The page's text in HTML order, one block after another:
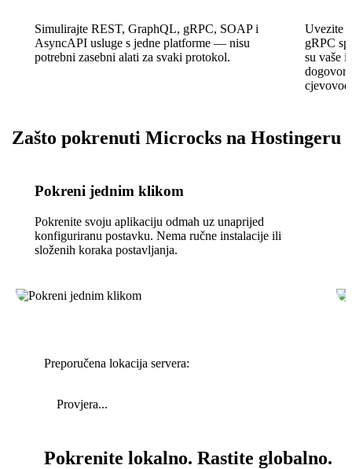
Simulirajte REST, GraphQL, gRPC, SOAP i
AsyncAPI usluge s jedne platforme — nisu
potrebni zasebni alati za svaki protokol.
Uvezite
gRPC
su vaše
Zašto pokrenuti Microcks na Hostingeru
Pokreni jednim klikom
Pokrenite svoju aplikaciju odmah uz unaprijed
konfiguriranu postavku. Nema ručne instalacije ili
složenih koraka postavljanja.
Preporučena lokacija servera:
Provjera...
Pokrenite lokalno. Rastite globalno.